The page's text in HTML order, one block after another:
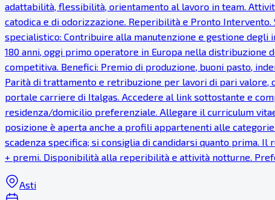
adattabilità, flessibilità, orientamento al lavoro in team.
catodica e di odorizzazione. Reperibilità e Pronto
specialistico: Contribuire alla manutenzione e gestione degli
180 anni, oggi primo operatore in Europa nella distribuzione
competitiva. Benefici: Premio di produzione, buoni pasto,
Parità di trattamento e retribuzione per lavori di pari valore,
portale carriere di Italgas. Accedere al link sottostante e
residenza/domicilio preferenziale. Allegare il curriculum
posizione è aperta anche a profili appartenenti alle
scadenza specifica; si consiglia di candidarsi quanto prima.
+ premi. Disponibilità alla reperibilità e attività notturne.
Asti